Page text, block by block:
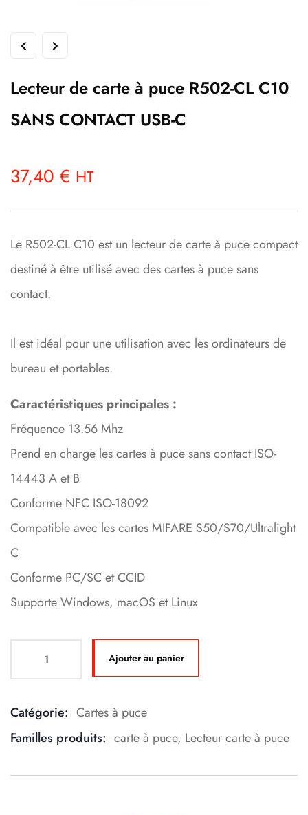
Lecteur de carte à puce R502-CL C10
SANS CONTACT USB-C
37,40 € HT
Le R502-CL C10 est un lecteur de carte à puce compact
destiné à être utilisé avec des cartes à puce sans
contact.
Il est idéal pour une utilisation avec les ordinateurs de
bureau et portables.
Caractéristiques principales :
Fréquence 13.56 Mhz
Prend en charge les cartes à puce sans contact ISO-
14443 A et B
Conforme NFC ISO-18092
Compatible avec les cartes MIFARE S50/S70/Ultralight
C
Conforme PC/SC et CCID
Supporte Windows, macOS et Linux
Ajouter au panier
Catégorie: Cartes à puce
Familles produits: carte à puce, Lecteur carte à puce